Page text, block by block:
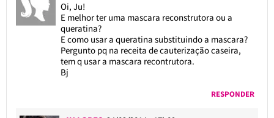
Oi, Ju!
E melhor ter uma mascara reconstrutora ou a
queratina?
E como usar a queratina substituindo a mascara?
Pergunto pq na receita de cauterização caseira,
tem q usar a mascara recontrutora.
Bj
RESPONDER